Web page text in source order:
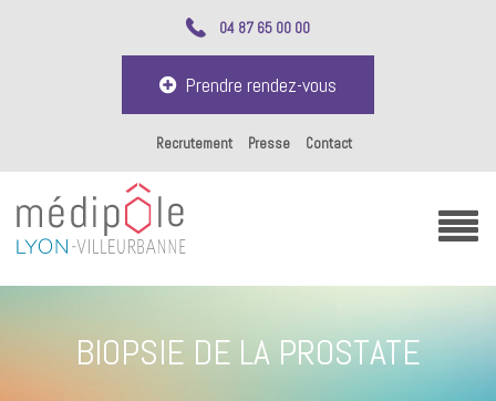
04 87 65 00 00
Prendre rendez-vous
Recrutement Presse Contact
BIOPSIE DE LA PROSTATE